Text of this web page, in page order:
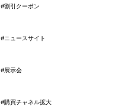
#割引クーポン
#ニュースサイト
#展示会
#購買チャネル拡大